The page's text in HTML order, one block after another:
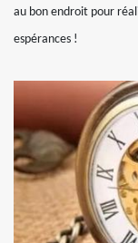
au bon endroit pour
espérances !